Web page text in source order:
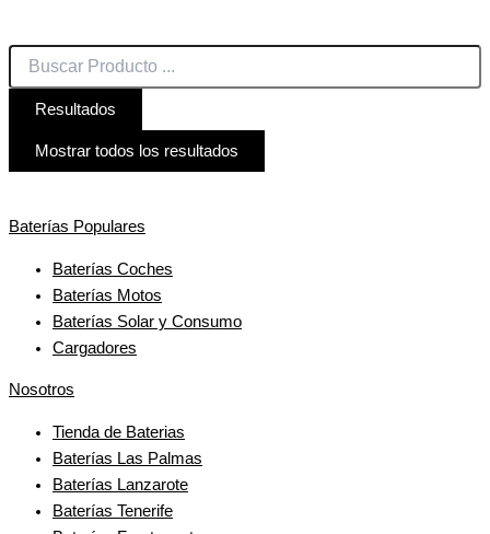
Resultados
Mostrar todos los resultados
Baterías Populares
Baterías Coches
Baterías Motos
Baterías Solar y Consumo
Cargadores
Nosotros
Tienda de Baterias
Baterías Las Palmas
Baterías Lanzarote
Baterías Tenerife